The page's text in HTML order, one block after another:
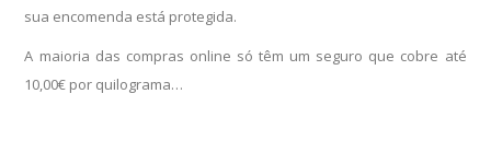
sua encomenda está protegida.
A maioria das compras online só têm um seguro que cobre até
10,00€ por quilograma…